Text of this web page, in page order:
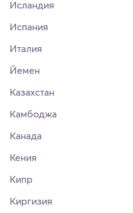
Исландия
Испания
Италия
Йемен
Казахстан
Камбоджа
Канада
Кения
Кипр
Киргизия